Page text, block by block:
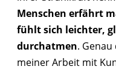
Menschen erfährt
fühlt sich leichter,
durchatmen.
meiner Arbeit mit